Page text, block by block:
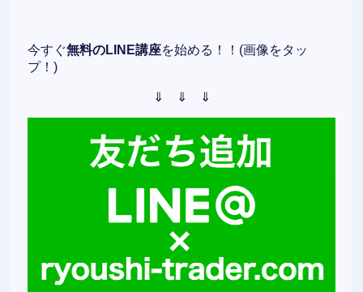
今すぐ無料のLINE講座を始める！！(画像をタッ
プ！)
⇓ ⇓ ⇓